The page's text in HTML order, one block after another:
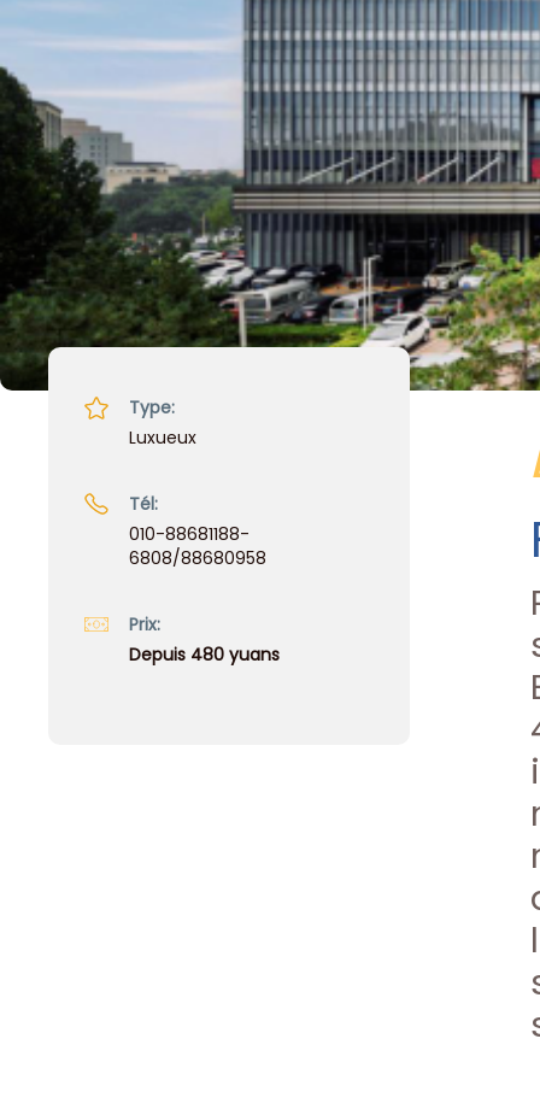
Type:
Luxueux
Tél:
010-88681188-
6808/88680958
Prix:
Depuis 480 yuans